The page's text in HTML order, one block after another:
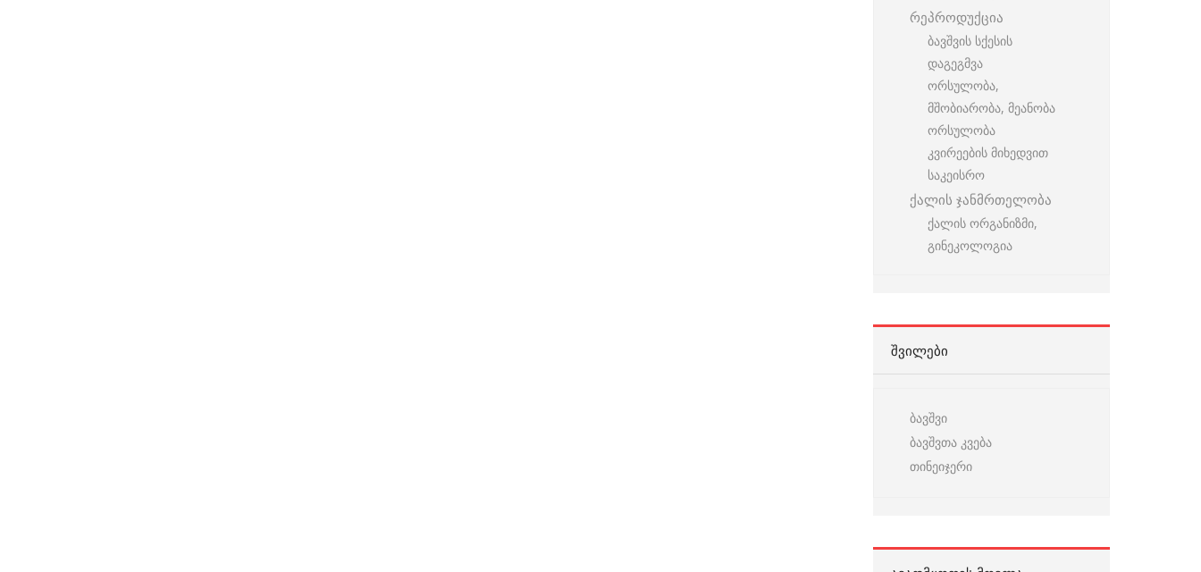
რეპროდუქცია
ბავშვის სქესის
დაგეგმვა
ორსულობა,
მშობიარობა, მეანობა
ორსულობა
კვირეების მიხედვით
საკეისრო
ქალის ჯანმრთელობა
ქალის ორგანიზმი,
გინეკოლოგია
ᲨᲕᲘᲚᲔᲑᲘ
ბავშვი
ბავშვთა კვება
თინეიჯერი